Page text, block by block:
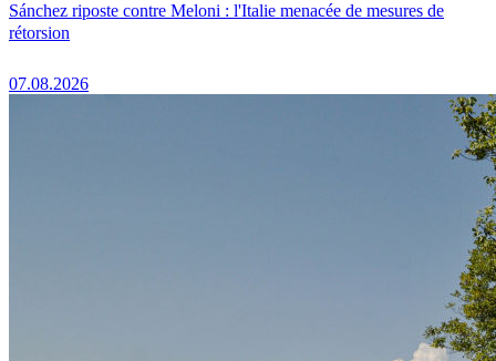
Sánchez riposte contre Meloni : l'Italie menacée de mesures de
rétorsion
07.08.2026